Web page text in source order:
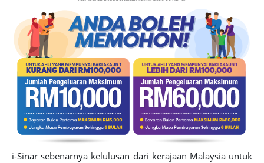
i-Sinar sebenarnya kelulusan dari kerajaan Malaysia untuk